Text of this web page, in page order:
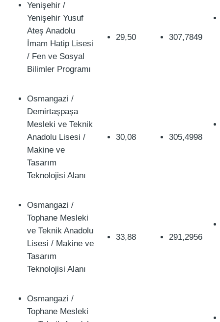
Yenişehir /
Yenişehir Yusuf
Ateş Anadolu
İmam Hatip Lisesi
/ Fen ve Sosyal
Bilimler Programı
29,50 307,7849
Osmangazi /
Demirtaşpaşa
Mesleki ve Teknik
Anadolu Lisesi /
Makine ve
Tasarım
Teknolojisi Alanı
30,08 305,4998
Osmangazi /
Tophane Mesleki
ve Teknik Anadolu
Lisesi / Makine ve
Tasarım
Teknolojisi Alanı
33,88 291,2956
Osmangazi /
Tophane Mesleki